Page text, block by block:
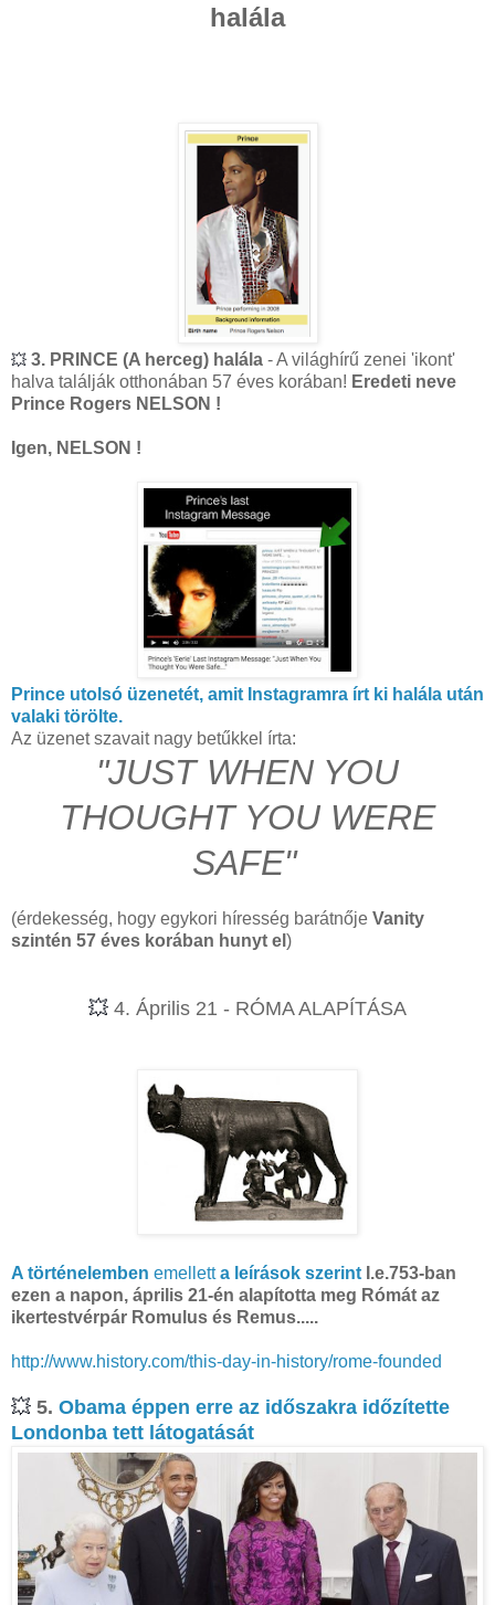
halála
💥 3. PRINCE (A herceg) halála - A világhírű zenei 'ikont'
halva találják otthonában 57 éves korában! Eredeti neve
Prince Rogers NELSON !
Igen, NELSON !
Prince utolsó üzenetét, amit Instagramra írt ki halála után
valaki törölte.
Az üzenet szavait nagy betűkkel írta:
"JUST WHEN YOU
THOUGHT YOU WERE
SAFE"
(érdekesség, hogy egykori híresség barátnője Vanity
szintén 57 éves korában hunyt el )
💥 4. Április 21 - RÓMA ALAPÍTÁSA
A történelemben emelletta leírások szerint I.e.753-ban
ezen a napon, április 21-én alapította meg Rómát az
ikertestvérpár Romulus és Remus.....
http://www.history.com/this-day-in-history/rome-founded
💥 5. Obama éppen erre az időszakra időzítette
Londonba tett látogatását